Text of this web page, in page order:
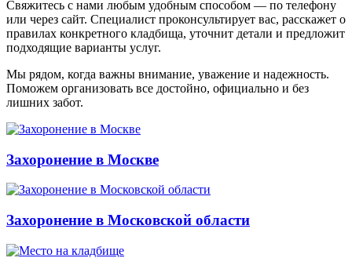
Свяжитесь с нами любым удобным способом — по телефону
или через сайт. Специалист проконсультирует вас, расскажет о
правилах конкретного кладбища, уточнит детали и предложит
подходящие варианты услуг.
Мы рядом, когда важны внимание, уважение и надежность.
Поможем организовать все достойно, официально и без
лишних забот.
Захоронение в Москве
Захоронение в Московской области